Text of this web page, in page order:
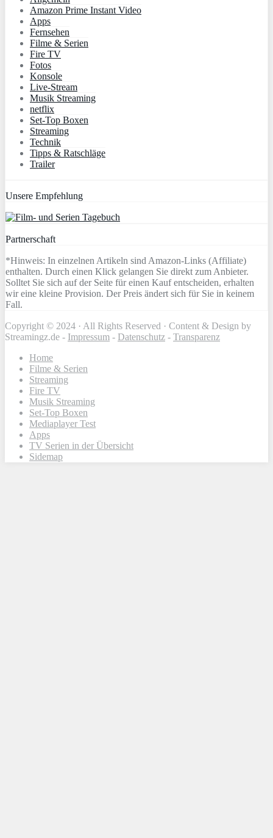
Amazon Prime Instant Video
Apps
Fernsehen
Filme & Serien
Fire TV
Fotos
Konsole
Live-Stream
Musik Streaming
netflix
Set-Top Boxen
Streaming
Technik
Tipps & Ratschläge
Trailer
Unsere Empfehlung
Partnerschaft
*Hinweis: In einzelnen Artikeln sind Amazon-Links (Affiliate)
enthalten. Durch einen Klick gelangen Sie direkt zum Anbieter.
Solltet Sie sich auf der Seite für einen Kauf entscheiden, erhalten
wir eine kleine Provision. Der Preis ändert sich für Sie in keinem
Fall.
Copyright © 2024 · All Rights Reserved · Content & Design by
Streamingz.de - Impressum - Datenschutz - Transparenz
Home
Filme & Serien
Streaming
Fire TV
Musik Streaming
Set-Top Boxen
Mediaplayer Test
Apps
TV Serien in der Übersicht
Sidemap